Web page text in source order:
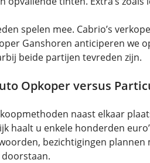
spelen mee. Cabrio’s
Ganshoren anticiperen we
beide partijen tevreden zijn.
Opkoper versus
naast elkaar
haalt u enkele honderden
bezichtigingen